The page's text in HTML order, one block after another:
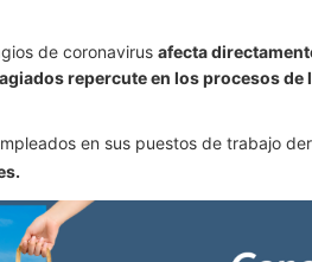
de coronavirus afecta
repercute en los procesos
en sus puestos de trabajo